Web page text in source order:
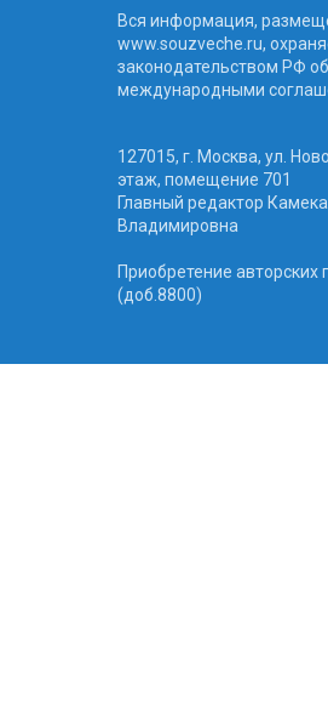
Вся информация,
www.souzveche.ru,
законодательством РФ
международными
127015, г. Москва, ул.
этаж, помещение 701
Главный редактор
Владимировна
Приобретение авторских
(доб.8800)